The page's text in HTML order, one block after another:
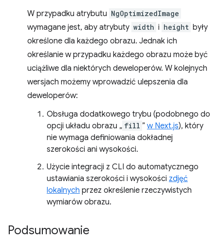
W przypadku atrybutu NgOptimizedImage
wymagane jest, aby atrybuty width i height były
określone dla każdego obrazu. Jednak ich
określanie w przypadku każdego obrazu może być
uciążliwe dla niektórych deweloperów. W kolejnych
wersjach możemy wprowadzić ulepszenia dla
deweloperów:
Obsługa dodatkowego trybu (podobnego do
opcji układu obrazu „ fill ” w Next.js), który
nie wymaga definiowania dokładnej
szerokości ani wysokości.
Użycie integracji z CLI do automatycznego
ustawiania szerokości i wysokości zdjęć
lokalnych przez określenie rzeczywistych
wymiarów obrazu.
Podsumowanie